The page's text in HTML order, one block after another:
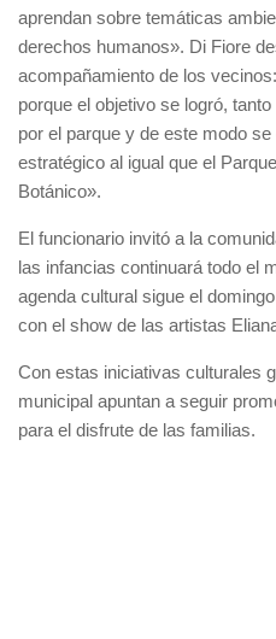
aprendan sobre temáticas
derechos humanos». Di Fiore
acompañamiento de los
porque el objetivo se logró,
por el parque y de este modo
estratégico al igual que el
Botánico».
El funcionario invitó a la
las infancias continuará todo el
agenda cultural sigue el
con el show de las artistas
Con estas iniciativas culturales
municipal apuntan a seguir
para el disfrute de las familias.